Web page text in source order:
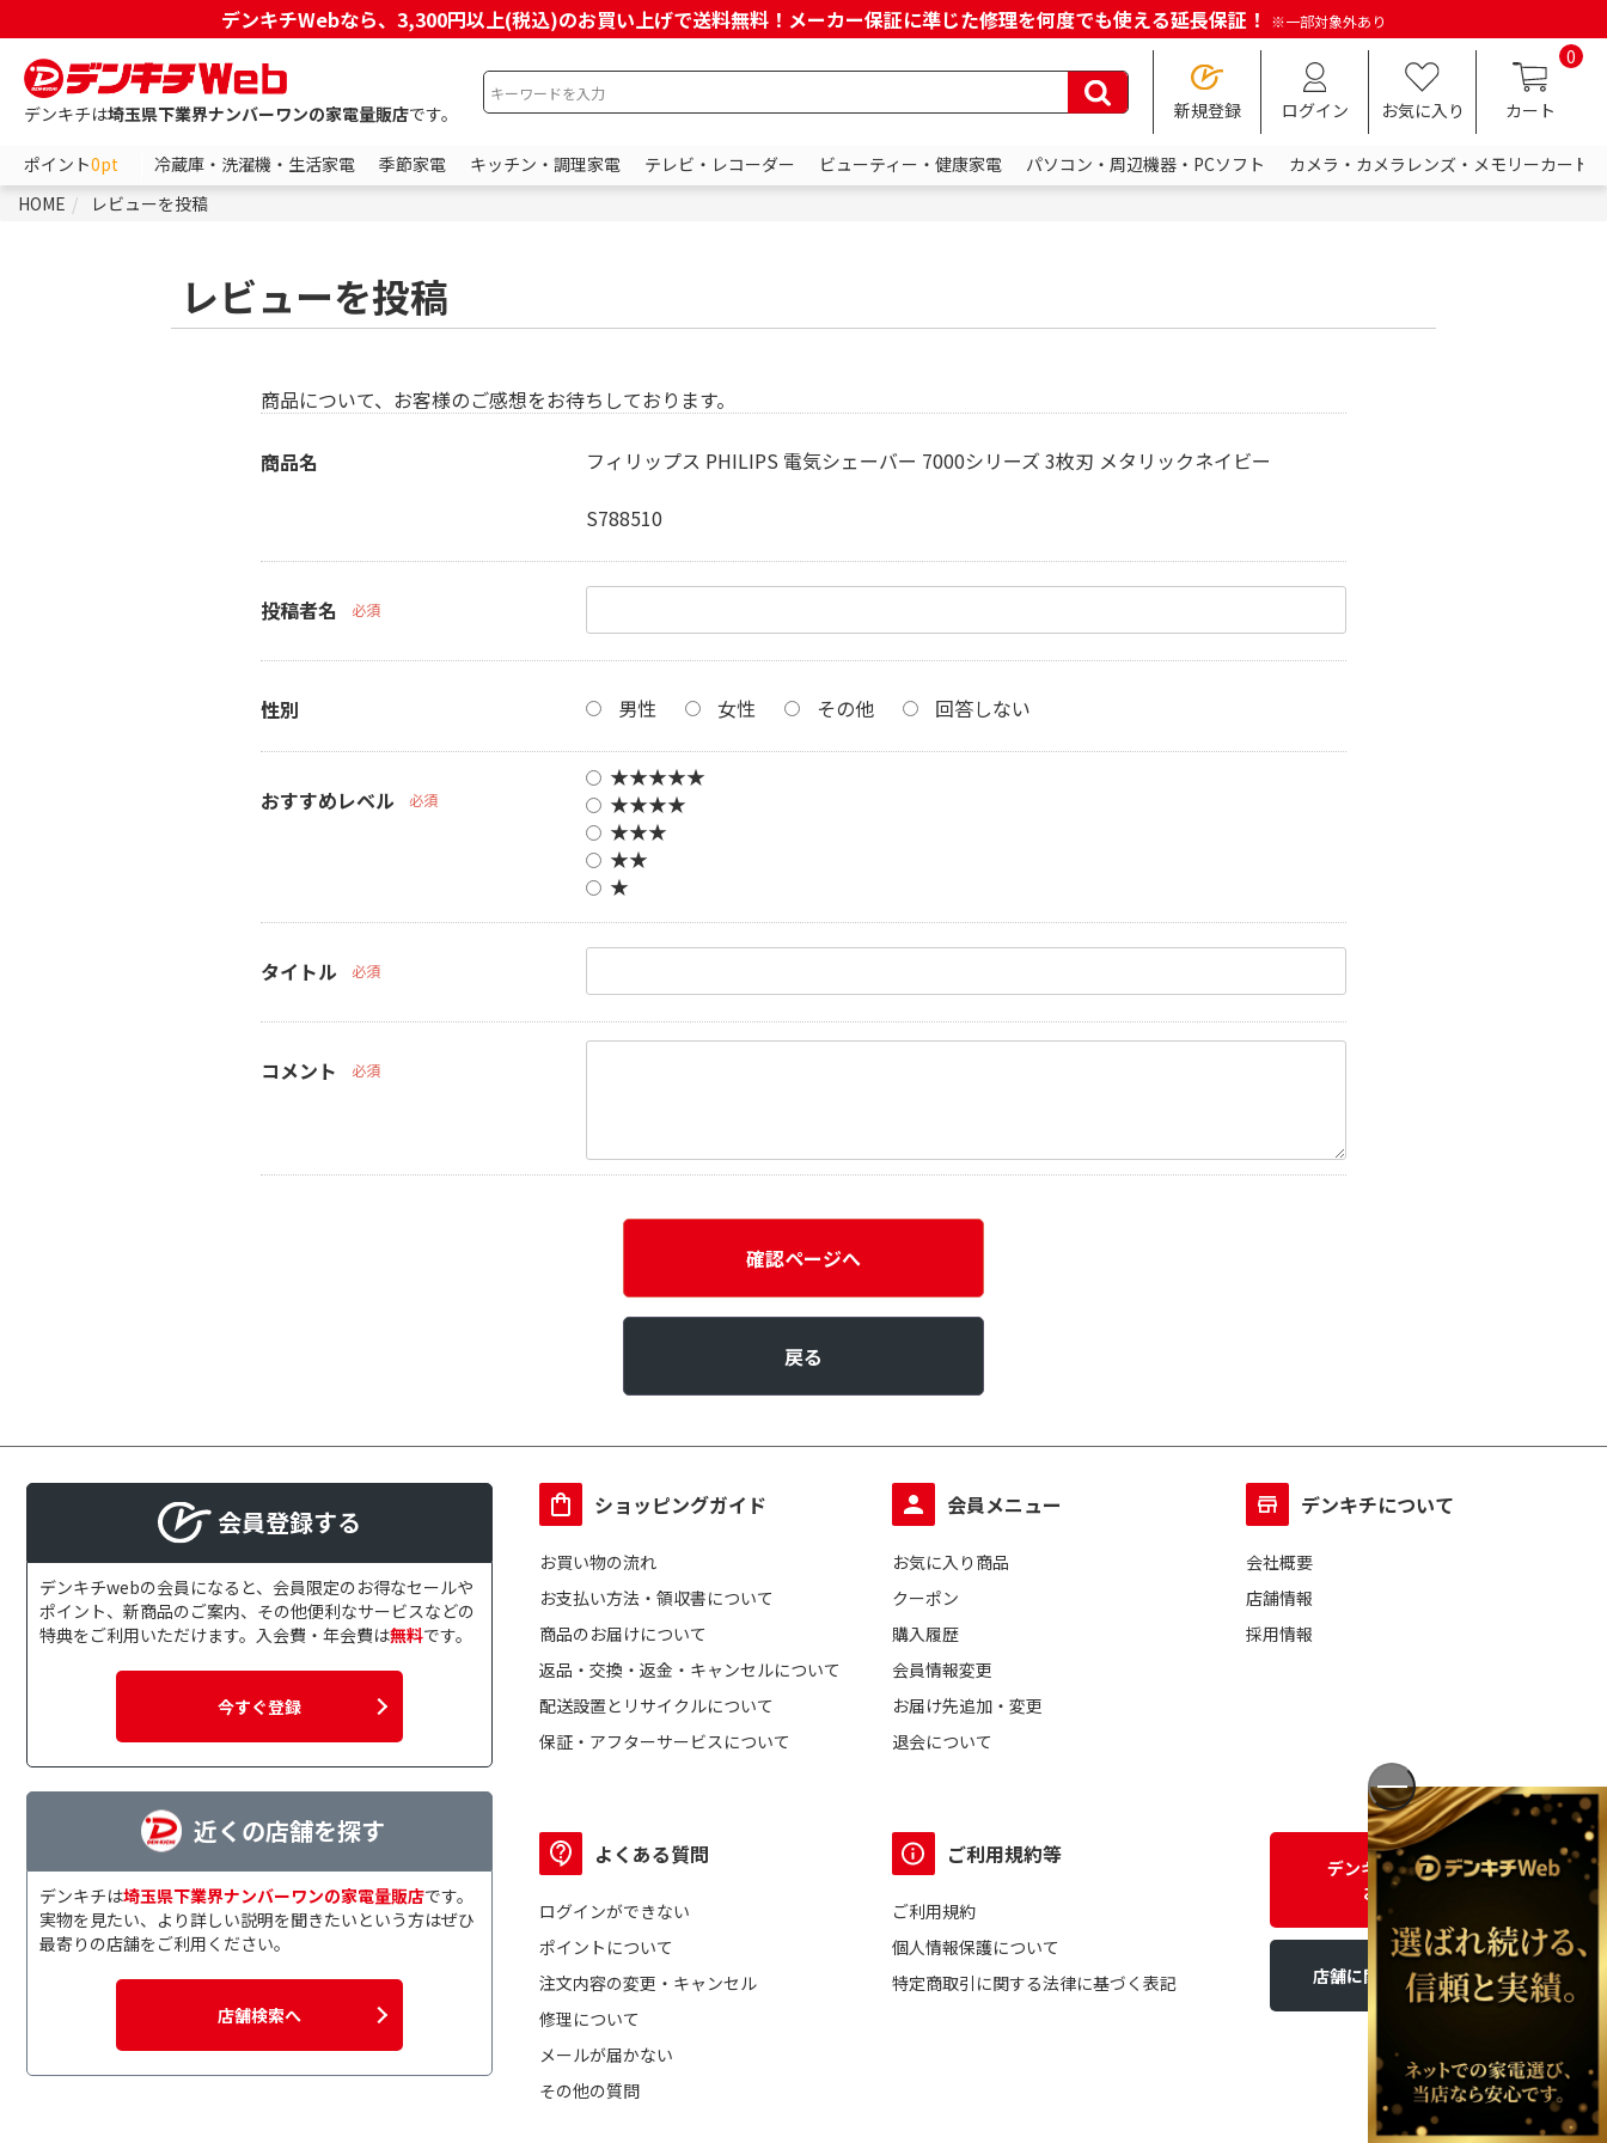
デンキチWebなら、3,300円以上(税込)のお買い上げで送料無料！メーカー保証に準じた修理を何度でも使える延長保証！ ※一部対象外あり
デンキチは埼玉県下業界ナンバーワンの家電量販店です。 新規登録 ログイン お気に入り
0
カート
ポイント0pt 冷蔵庫・洗濯機・生活家電 季節家電 キッチン・調理家電 テレビ・レコーダー ビューティー・健康家電 パソコン・周辺機器・PCソフト
カメラ・カメラレンズ・メモリーカード
HOME
レビューを投稿
レビューを投稿
商品について、お客様のご感想をお待ちしております。
商品名
フィリップス PHILIPS 電気シェーバー 7000シリーズ 3枚刃 メタリックネイビー
S788510
投稿者名 必須
性別 男性 女性 その他 回答しない
おすすめレベル 必須
★★★★★
★★★★
★★★
★★
★
タイトル 必須
コメント 必須
確認ページへ
戻る
会員登録する
デンキチwebの会員になると、会員限定のお得なセールや
ポイント、新商品のご案内、その他便利なサービスなどの
特典をご利用いただけます。入会費・年会費は無料です。
今すぐ登録
近くの店舗を探す
デンキチは埼玉県下業界ナンバーワンの家電量販店です。
実物を見たい、より詳しい説明を聞きたいという方はぜひ
最寄りの店舗をご利用ください。
店舗検索へ
ショッピングガイド
お買い物の流れ
お支払い方法・領収書について
商品のお届けについて
返品・交換・返金・キャンセルについて
配送設置とリサイクルについて
保証・アフターサービスについて
会員メニュー
お気に入り商品
クーポン
購入履歴
会員情報変更
お届け先追加・変更
退会について
デンキチについて
会社概要
店舗情報
採用情報
よくある質問
ログインができない
ポイントについて
注文内容の変更・キャンセル
修理について
メールが届かない
その他の質問
ご利用規約等
ご利用規約
個人情報保護について
特定商取引に関する法律に基づく表記
デンキチWEBに関する
お問い合わせ
店舗に関するお問い合わせ